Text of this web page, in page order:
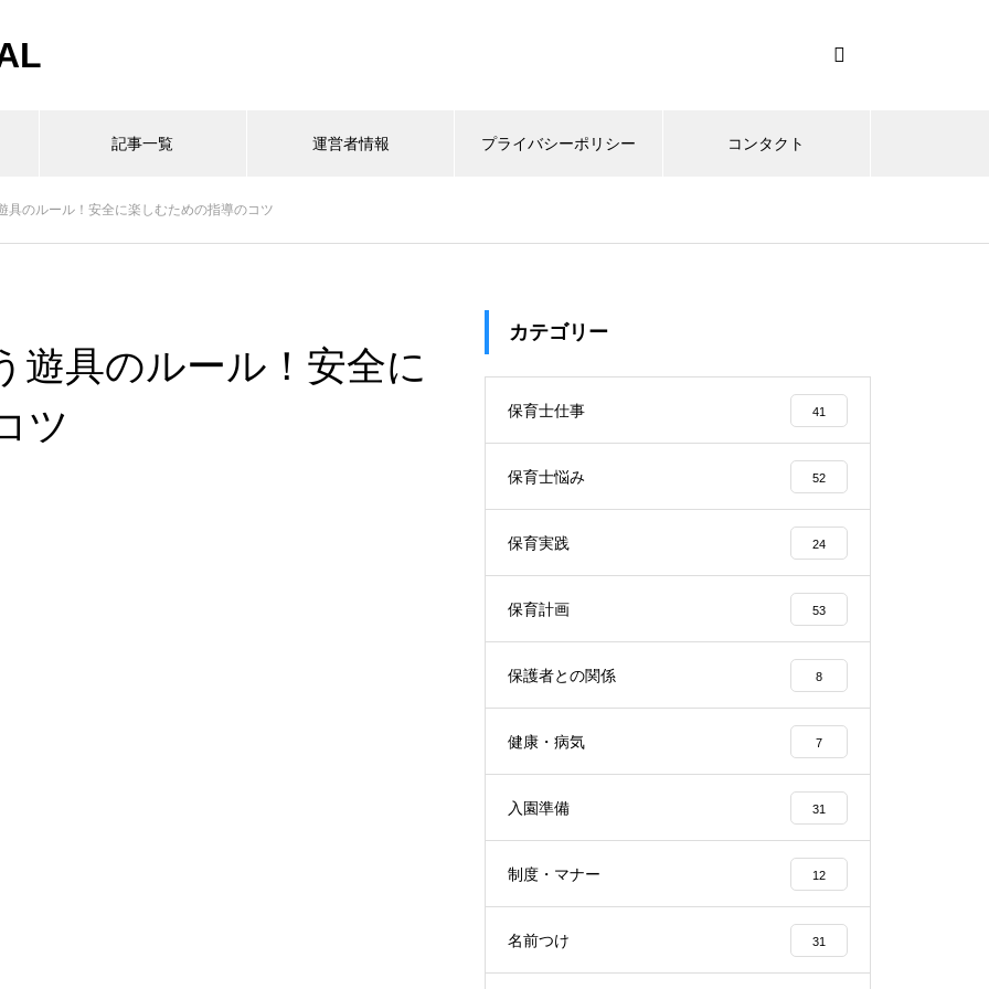
記事一覧 運営者情報 プライバシーポリシー コンタクト
具のルール！安全に楽しむための指導のコツ
遊具のルール！安全に
ツ
カテゴリー
保育士仕事 41
保育士悩み 52
保育実践 24
保育計画 53
保護者との関係 8
健康・病気 7
入園準備 31
制度・マナー 12
名前つけ 31